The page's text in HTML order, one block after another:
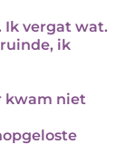
Ik vergat wat.
ik
kwam niet